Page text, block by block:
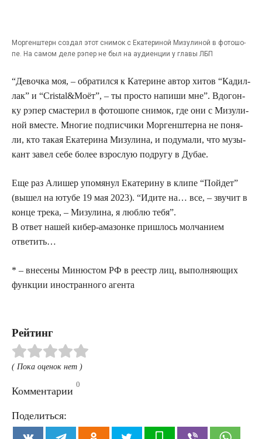
Мор­ген­штерн создал этот сни­мок с Ека­те­ри­ной Мизу­ли­ной в фото­шо­
пе. На самом деле рэпер не был на ауди­ен­ции у гла­вы ЛБП
“Девоч­ка моя, – обра­тил­ся к Кате­рине автор хитов “Кадил­
лак” и “Cristal&Моёт”, – ты про­сто напи­ши мне”. Вдо­гон­
ку рэпер сма­сте­рил в фото­шо­пе сни­мок, где они с Мизу­ли­
ной вме­сте. Мно­гие под­пис­чи­ки Мор­ген­штер­на не поня­
ли, кто такая Ека­те­ри­на Мизу­ли­на, и поду­ма­ли, что музы­
кант завел себе более взрос­лую подру­гу в Дубае.
Еще раз Али­шер упо­мя­нул Ека­те­ри­ну в кли­пе “Пой­дет”
(вышел на юту­бе 19 мая 2023). “Иди­те на… все, – зву­чит в
кон­це тре­ка, – Мизу­ли­на, я люб­лю тебя”.
В ответ нашей кибер-ама­зон­ке при­шлось мол­ча­ни­ем
ответить…
* – вне­се­ны Миню­стом РФ в реестр лиц, выпол­ня­ю­щих
функ­ции ино­стран­но­го агента
Рейтинг
( Пока оценок нет )
Комментарии
0
Поделиться: